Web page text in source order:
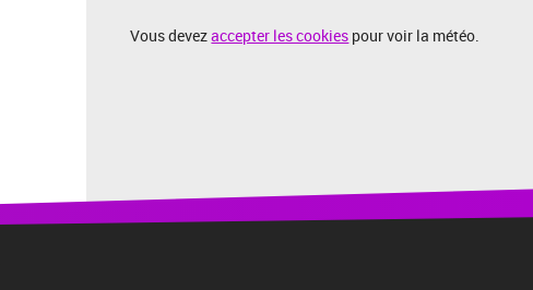
Vous devezaccepter les cookies pour voir la météo.